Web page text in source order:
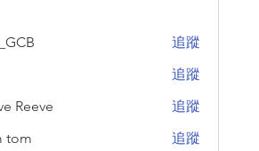
追蹤
追蹤
Reeve
追蹤
tom
追蹤